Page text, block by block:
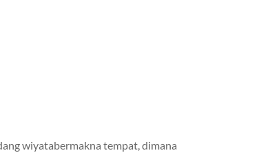
wiyatabermakna tempat, dimana